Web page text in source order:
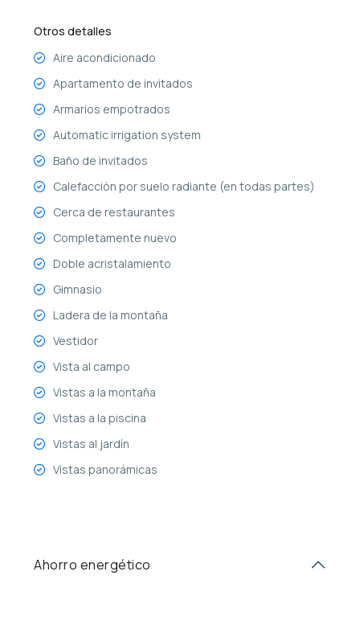
Otros detalles
Aire acondicionado
Apartamento de invitados
Armarios empotrados
Automatic irrigation system
Baño de invitados
Calefacción por suelo radiante (en todas partes)
Cerca de restaurantes
Completamente nuevo
Doble acristalamiento
Gimnasio
Ladera de la montaña
Vestidor
Vista al campo
Vistas a la montaña
Vistas a la piscina
Vistas al jardín
Vistas panorámicas
Ahorro energético